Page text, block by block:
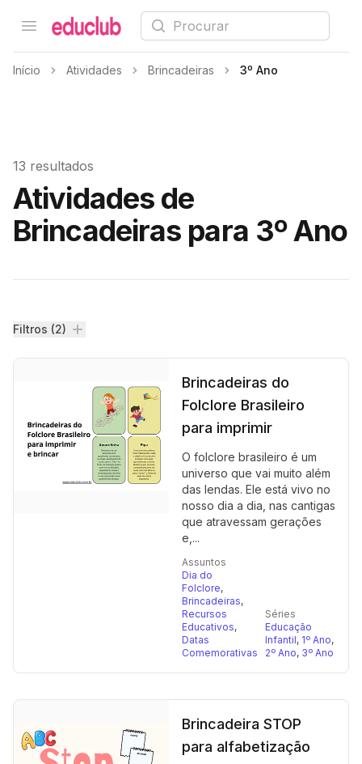
Open menu
Educlub Procurar
Início Atividades Brincadeiras 3º Ano
13 resultados
Atividades de
Brincadeiras para 3º Ano
Filtros
Filtros (2)
Brincadeiras do
Folclore Brasileiro
para imprimir
O folclore brasileiro é um
universo que vai muito além
das lendas. Ele está vivo no
nosso dia a dia, nas cantigas
que atravessam gerações
e,...
Assuntos
Dia do
Folclore,
Brincadeiras,
Recursos
Educativos,
Datas
Comemorativas
Séries
Educação
Infantil, 1º Ano,
2º Ano, 3º Ano
Brincadeira STOP
para alfabetização